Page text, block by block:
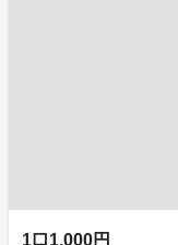
1口1,000円